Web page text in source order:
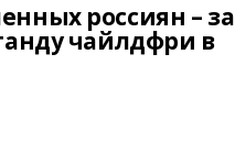
россиян – за
чайлдфри в